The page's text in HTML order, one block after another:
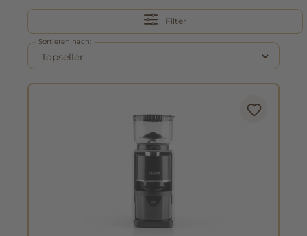
Filter
Sortieren nach: